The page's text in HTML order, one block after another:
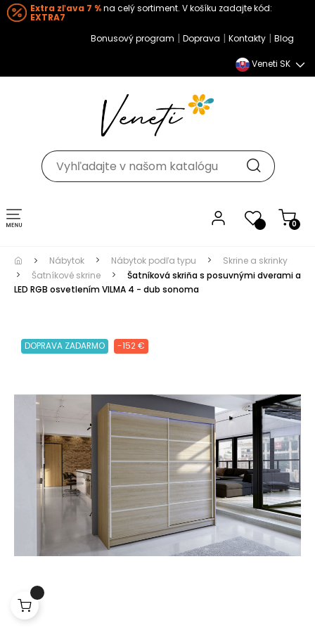
Extra zľava 7 %na celý sortiment. V košíku zadajte kód:
EXTRA7
Bonusový program | Doprava | Kontakty | Blog
Veneti SK
0
Toggle navigation
Nábytok Nábytok podľa typu
Skrine a skrinky
Šatníkové skrine
Šatníková skriňa s posuvnými dverami a
LED RGB osvetlením VILMA 4 - dub sonoma
DOPRAVA ZADARMO -152 €
ochrana súkromia
Tento web ukladá v súlade so zákonmi na vaše zariadenie
súbory cookies. Cookies súbory používame na personalizáciu
obsahu a reklám a tiež na analytické účely. Odsúhlaste prosím
ich nastavenia pre ďalšie používanie webu a taktiež pre využitie,
odovzdanie a zobrazenie cielenej reklamy na sociálnych a
reklamných sieťach vrátane ďalších webov. Viac o cookies.
Viac o cookies.